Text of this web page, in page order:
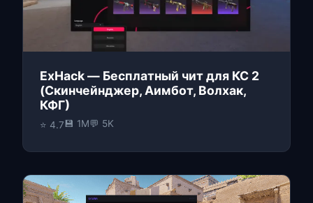
ExHack — Бесплатный чит для КС 2
(Скинчейнджер, Аимбот, Волхак,
КФГ)
⭐ 4.7💾 1M💬 5K